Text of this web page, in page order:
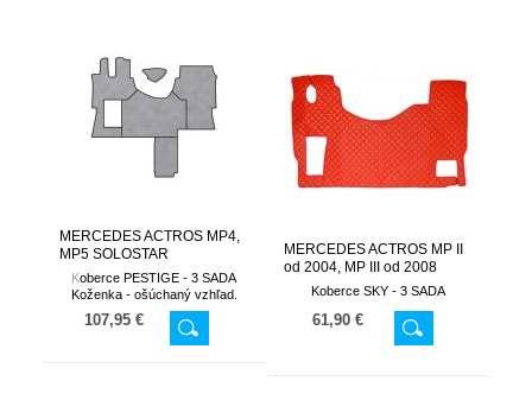
MERCEDES ACTROS MP4,
MP5 SOLOSTAR
Koberce PESTIGE - 3 SADA
Koženka - ošúchaný vzhľad.
107,95 €
MERCEDES ACTROS MP II
od 2004, MP III od 2008
neodpružené sedadlo
Koberce SKY - 3 SADA
61,90 €